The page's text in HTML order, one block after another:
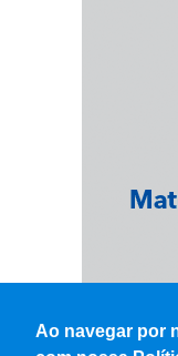
Ao navegar por